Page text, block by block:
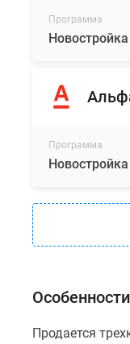
Программа
Новостройка
Программа
Новостройка
Особенности
Продается